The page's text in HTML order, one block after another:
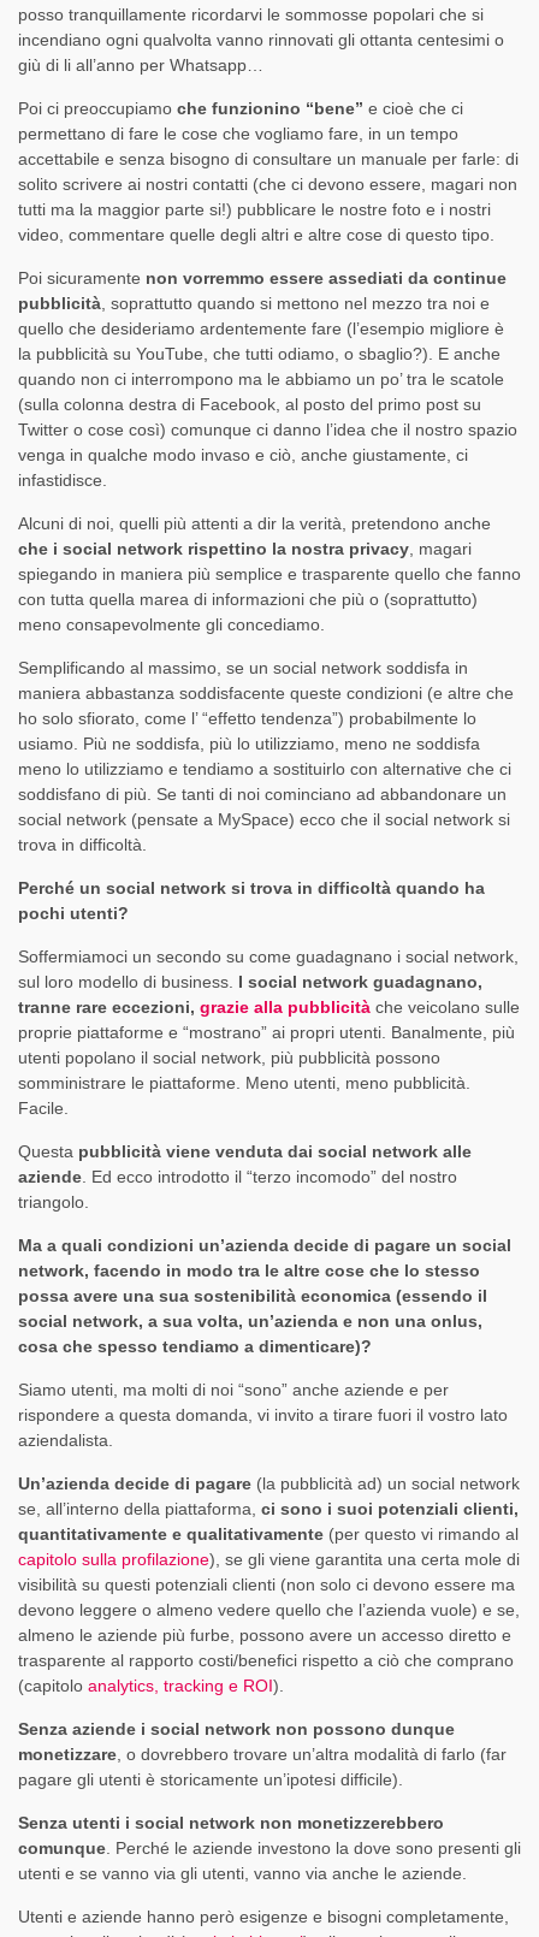
posso tranquillamente ricordarvi le sommosse popolari che si
incendiano ogni qualvolta vanno rinnovati gli ottanta centesimi o
giù di li all’anno per Whatsapp…
Poi ci preoccupiamo che funzionino “bene” e cioè che ci
permettano di fare le cose che vogliamo fare, in un tempo
accettabile e senza bisogno di consultare un manuale per farle: di
solito scrivere ai nostri contatti (che ci devono essere, magari non
tutti ma la maggior parte si!) pubblicare le nostre foto e i nostri
video, commentare quelle degli altri e altre cose di questo tipo.
Poi sicuramente non vorremmo essere assediati da continue
pubblicità , soprattutto quando si mettono nel mezzo tra noi e
quello che desideriamo ardentemente fare (l’esempio migliore è
la pubblicità su YouTube, che tutti odiamo, o sbaglio?). E anche
quando non ci interrompono ma le abbiamo un po’ tra le scatole
(sulla colonna destra di Facebook, al posto del primo post su
Twitter o cose così) comunque ci danno l’idea che il nostro spazio
venga in qualche modo invaso e ciò, anche giustamente, ci
infastidisce.
Alcuni di noi, quelli più attenti a dir la verità, pretendono anche
che i social network rispettino la nostra privacy , magari
spiegando in maniera più semplice e trasparente quello che fanno
con tutta quella marea di informazioni che più o (soprattutto)
meno consapevolmente gli concediamo.
Semplificando al massimo, se un social network soddisfa in
maniera abbastanza soddisfacente queste condizioni (e altre che
ho solo sfiorato, come l’ “effetto tendenza”) probabilmente lo
usiamo. Più ne soddisfa, più lo utilizziamo, meno ne soddisfa
meno lo utilizziamo e tendiamo a sostituirlo con alternative che ci
soddisfano di più. Se tanti di noi cominciano ad abbandonare un
social network (pensate a MySpace) ecco che il social network si
trova in difficoltà.
Perché un social network si trova in difficoltà quando ha
pochi utenti?
Soffermiamoci un secondo su come guadagnano i social network,
sul loro modello di business. I social network guadagnano,
tranne rare eccezioni, grazie alla pubblicità che veicolano sulle
proprie piattaforme e “mostrano” ai propri utenti. Banalmente, più
utenti popolano il social network, più pubblicità possono
somministrare le piattaforme. Meno utenti, meno pubblicità.
Facile.
Questa pubblicità viene venduta dai social network alle
aziende . Ed ecco introdotto il “terzo incomodo” del nostro
triangolo.
Ma a quali condizioni un’azienda decide di pagare un social
network, facendo in modo tra le altre cose che lo stesso
possa avere una sua sostenibilità economica (essendo il
social network, a sua volta, un’azienda e non una onlus,
cosa che spesso tendiamo a dimenticare)?
Siamo utenti, ma molti di noi “sono” anche aziende e per
rispondere a questa domanda, vi invito a tirare fuori il vostro lato
aziendalista.
Un’azienda decide di pagare (la pubblicità ad) un social network
se, all’interno della piattaforma, ci sono i suoi potenziali clienti,
quantitativamente e qualitativamente (per questo vi rimando al
capitolo sulla profilazione), se gli viene garantita una certa mole di
visibilità su questi potenziali clienti (non solo ci devono essere ma
devono leggere o almeno vedere quello che l’azienda vuole) e se,
almeno le aziende più furbe, possono avere un accesso diretto e
trasparente al rapporto costi/benefici rispetto a ciò che comprano
(capitolo analytics, tracking e ROI).
Senza aziende i social network non possono dunque
monetizzare , o dovrebbero trovare un’altra modalità di farlo (far
pagare gli utenti è storicamente un’ipotesi difficile).
Senza utenti i social network non monetizzerebbero
comunque . Perché le aziende investono la dove sono presenti gli
utenti e se vanno via gli utenti, vanno via anche le aziende.
Utenti e aziende hanno però esigenze e bisogni completamente,